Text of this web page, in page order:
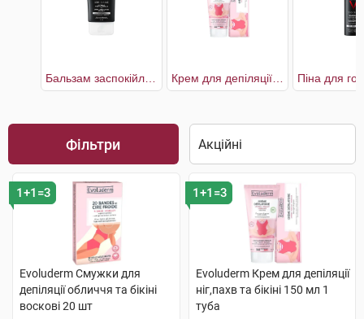
Фільтри
1+1=3
Evoluderm Смужки для
депіляції обличчя та бікіні
воскові 20 шт
1+1=3
Evoluderm Крем для депіляції
ніг,пахв та бікіні 150 мл 1
туба